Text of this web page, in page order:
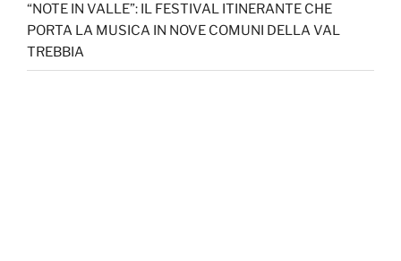
“NOTE IN VALLE”: IL FESTIVAL ITINERANTE CHE
PORTA LA MUSICA IN NOVE COMUNI DELLA VAL
TREBBIA